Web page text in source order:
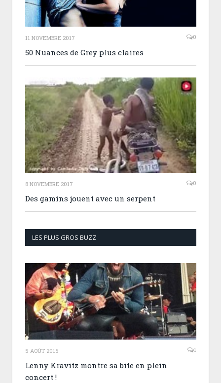
11 NOVEMBRE 2017 0
50 Nuances de Grey plus claires
8 NOVEMBRE 2017 0
Des gamins jouent avec un serpent
LES PLUS GROS BUZZ
5 AOÛT 2015 1
Lenny Kravitz montre sa bite en plein
concert !